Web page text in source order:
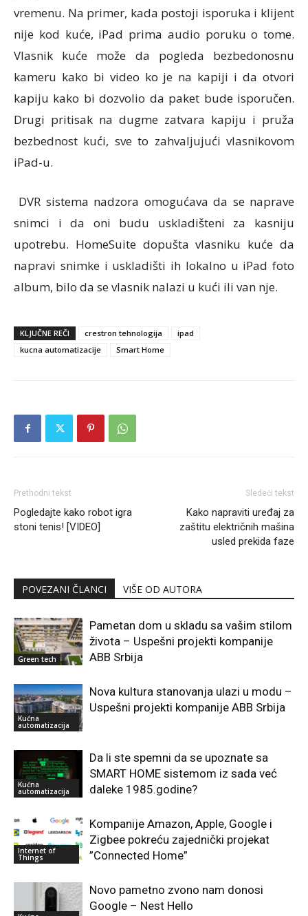
vremenu. Na primer, kada postoji isporuka i klijent
nije kod kuće, iPad prima audio poruku o tome.
Vlasnik kuće može da pogleda bezbedonosnu
kameru kako bi video ko je na kapiji i da otvori
kapiju kako bi dozvolio da paket bude isporučen.
Drugi pritisak na dugme zatvara kapiju i pruža
bezbednost kući, sve to zahvaljujući vlasnikovom
iPad-u.
DVR sistema nadzora omogućava da se naprave
snimci i da oni budu uskladišteni za kasniju
upotrebu. HomeSuite dopušta vlasniku kuće da
napravi snimke i uskladišti ih lokalno u iPad foto
album, bilo da se vlasnik nalazi u kući ili van nje.
KLJUČNE REČI crestron tehnologija
ipad
kucna automatizacije
Smart Home
Prethodni tekst
Pogledajte kako robot igra
stoni tenis! [VIDEO]
Sledeći tekst
Kako napraviti uređaj za
zaštitu električnih mašina
usled prekida faze
POVEZANI ČLANCI VIŠE OD AUTORA
Green tech
Pametan dom u skladu sa vašim stilom
života – Uspešni projekti kompanije
ABB Srbija
Kućna
automatizacija
Nova kultura stanovanja ulazi u modu –
Uspešni projekti kompanije ABB Srbija
Kućna
automatizacija
Da li ste spemni da se upoznate sa
SMART HOME sistemom iz sada već
daleke 1985.godine?
Internet of
Things
Kompanije Amazon, Apple, Google i
Zigbee pokreću zajednički projekat
”Connected Home”
Novo pametno zvono nam donosi
Google – Nest Hello